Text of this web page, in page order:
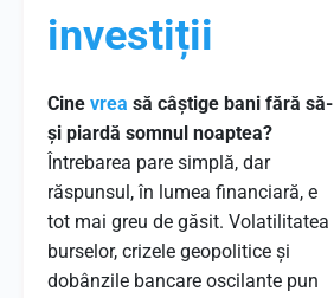
investiții
Cine vrea să câștige bani fără să-
și piardă somnul noaptea?
Întrebarea pare simplă, dar
răspunsul, în lumea financiară, e
tot mai greu de găsit. Volatilitatea
burselor, crizele geopolitice și
dobânzile bancare oscilante pun